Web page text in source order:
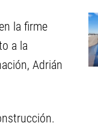
la firme
a la
Adrián